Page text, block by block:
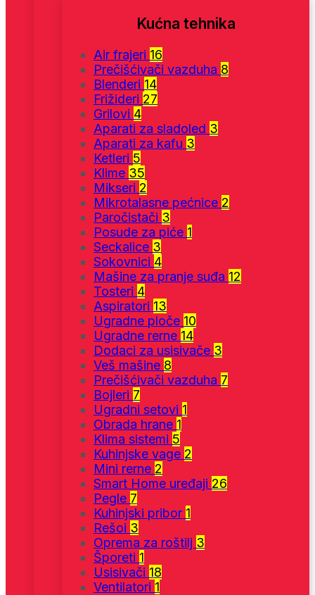
Kućna tehnika
Air frajeri 16
Prečišćivači vazduha 8
Blenderi 14
Frižideri 27
Grilovi 4
Aparati za sladoled 3
Aparati za kafu 3
Ketleri 5
Klime 35
Mikseri 2
Mikrotalasne pećnice 2
Paročistači 3
Posude za piće 1
Seckalice 3
Sokovnici 4
Mašine za pranje suđa 12
Tosteri 4
Aspiratori 13
Ugradne ploče 10
Ugradne rerne 14
Dodaci za usisivače 3
Veš mašine 8
Prečišćivači vazduha 7
Bojleri 7
Ugradni setovi 1
Obrada hrane 1
Klima sistemi 5
Kuhinjske vage 2
Mini rerne 2
Smart Home uređaji 26
Pegle 7
Kuhinjski pribor 1
Rešoi 3
Oprema za roštilj 3
Šporeti 1
Usisivači 18
Ventilatori 1